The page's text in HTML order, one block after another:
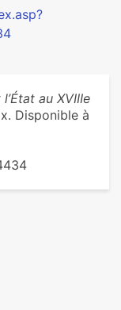
au XVIIIe
Disponible à